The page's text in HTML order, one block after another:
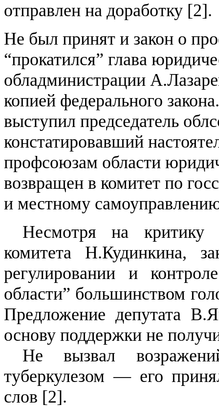
отправлен на доработку [2].
Не был принят и закон о
“прокатился” глава
обладминистрации
копией федерального
выступил председатель
констатировавший
профсоюзам области
возвращен в комитет по
и местному
Несмотря на критику
комитета Н.Кудинкина,
регулировании и
области” большинством
Предложение депутата
основу поддержки не
Не вызвал
туберкулезом — его
слов [2].